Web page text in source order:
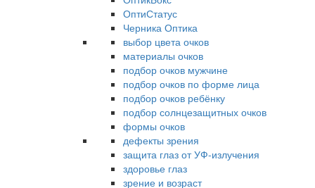
ОптиСтатус
Черника Оптика
выбор цвета очков
материалы очков
подбор очков мужчине
подбор очков по форме лица
подбор очков ребёнку
подбор солнцезащитных очков
формы очков
дефекты зрения
защита глаз от УФ-излучения
здоровье глаз
зрение и возраст